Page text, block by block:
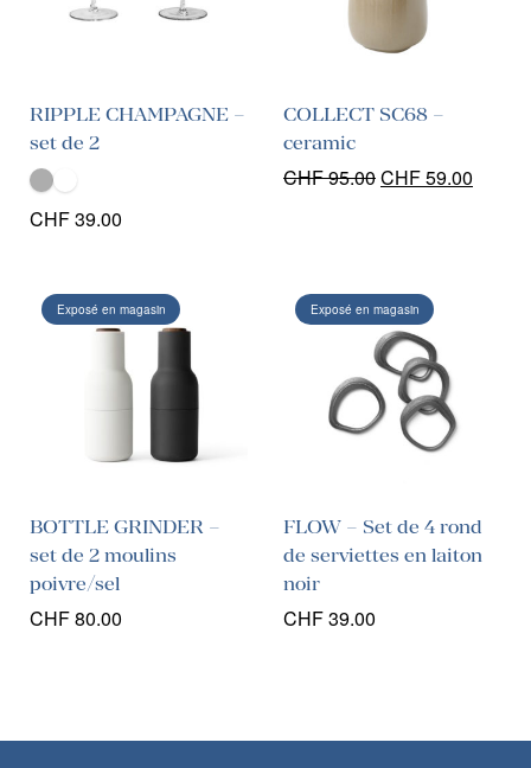
RIPPLE CHAMPAGNE –
set de 2
CHF39.00
COLLECT SC68 –
ceramic
CHF95.00Le
CHF 95.00.
CHF59.00
BOTTLE GRINDER –
set de 2 moulins
poivre/sel
CHF80.00
Exposé en magasin
FLOW – Set de 4 rond
de serviettes en laiton
noir
CHF39.00
Exposé en magasin